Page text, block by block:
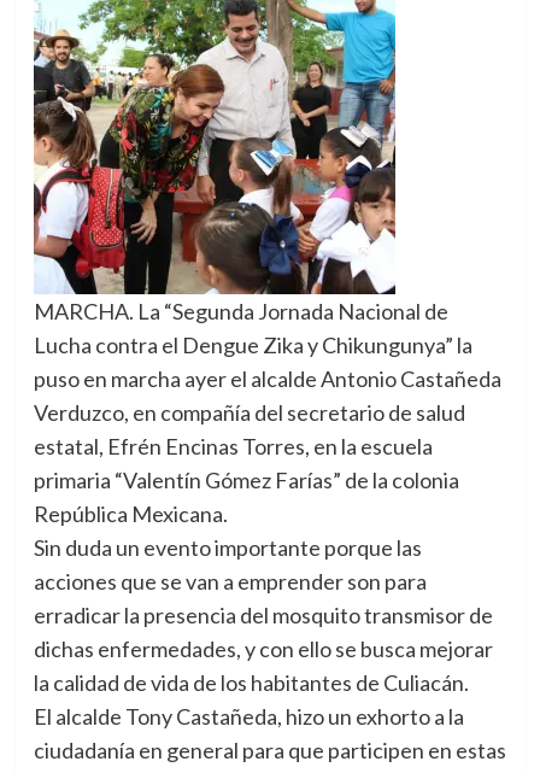
MARCHA. La “Segunda Jornada Nacional de
Lucha contra el Dengue Zika y Chikungunya” la
puso en marcha ayer el alcalde Antonio Castañeda
Verduzco, en compañía del secretario de salud
estatal, Efrén Encinas Torres, en la escuela
primaria “Valentín Gómez Farías” de la colonia
República Mexicana.
Sin duda un evento importante porque las
acciones que se van a emprender son para
erradicar la presencia del mosquito transmisor de
dichas enfermedades, y con ello se busca mejorar
la calidad de vida de los habitantes de Culiacán.
El alcalde Tony Castañeda, hizo un exhorto a la
ciudadanía en general para que participen en estas